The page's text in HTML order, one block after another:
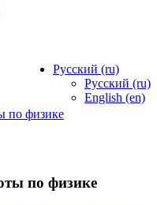
Русский ‎(ru)‎
Русский ‎(ru)‎
English ‎(en)‎
по физике
по физике